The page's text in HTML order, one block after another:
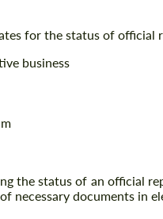
for the status of official
business
the status of an official
necessary documents in